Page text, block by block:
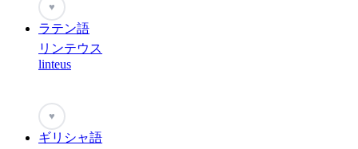
♥
ラテン語
リンテウス
linteus
♥
ギリシャ語